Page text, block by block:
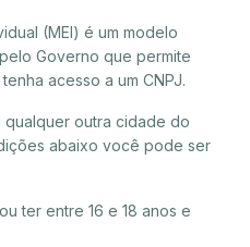
(MEI) é um modelo
Governo que permite
acesso a um CNPJ.
qualquer outra cidade do
abaixo você pode ser
ter entre 16 e 18 anos e